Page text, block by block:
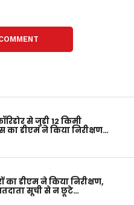
से जुड़ी 12 किमी
का डीएम ने किया निरीक्षण…
डीएम ने किया निरीक्षण,
सूची से न छूटे…